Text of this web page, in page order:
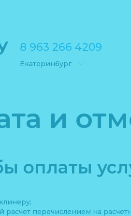
8 963 266 4209
Екатеринбург
и
оплаты
расчет перечислением на